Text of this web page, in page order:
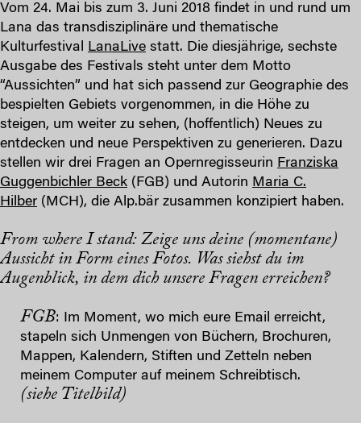
Vom 24. Mai bis zum 3. Juni 2018 findet in und rund um
Lana das transdisziplinäre und thematische
Kulturfestival LanaLive statt. Die diesjährige, sechste
Ausgabe des Festivals steht unter dem Motto
“Aussichten” und hat sich passend zur Geographie des
bespielten Gebiets vorgenommen, in die Höhe zu
steigen, um weiter zu sehen, (hoffentlich) Neues zu
entdecken und neue Perspektiven zu generieren. Dazu
stellen wir drei Fragen an Opernregisseurin Franziska
Guggenbichler Beck (FGB) und Autorin Maria C.
Hilber (MCH), die Alp.bär zusammen konzipiert haben.
From where I stand: Zeige uns deine (momentane)
Aussicht in Form einesFotos. Was siehst du im
Augenblick, in dem dich unsere Fragen erreichen?
FGB: Im Moment, wo mich eure Email erreicht,
stapeln sich Unmengen von Büchern, Brochuren,
Mappen, Kalendern, Stiften und Zetteln neben
meinem Computer auf meinem Schreibtisch.
(siehe Titelbild)